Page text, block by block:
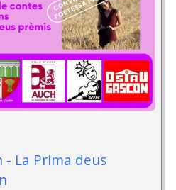
- La Prima deus